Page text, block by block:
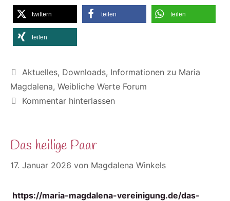
twittern teilen teilen
teilen
Kategorien
Aktuelles, Downloads, Informationen zu Maria
Magdalena, Weibliche Werte Forum
Kommentar hinterlassen
Das heilige Paar
17. Januar 2026 von Magdalena Winkels
https://maria-magdalena-vereinigung.de/das-